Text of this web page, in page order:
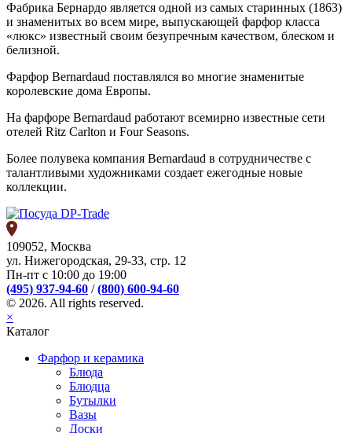
Фабрика Бернардо является одной из самых старинных (1863)
и знаменитых во всем мире, выпускающей фарфор класса
«люкс» известный своим безупречным качеством, блеском и
белизной.
Фарфор Bernardaud поставлялся во многие знаменитые
королевские дома Европы.
На фарфоре Bernardaud работают всемирно известные сети
отелей Ritz Carlton и Four Seasons.
Более полувека компания Bernardaud в сотрудничестве с
талантливыми художниками создает ежегодные новые
коллекции.
109052, Москва
ул. Нижегородская, 29-33, стр. 12
Пн-пт с 10:00 до 19:00
(495) 937-94-60 /(800) 600-94-60
© 2026. All rights reserved.
×
Каталог
Фарфор и керамика
Блюда
Блюдца
Бутылки
Вазы
Доски